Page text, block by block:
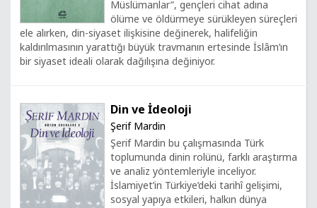
Müslümanlar”, gençleri cihat adına
ölüme ve öldürmeye sürükleyen süreçleri
ele alırken, din-siyaset ilişkisine değinerek, halifeliğin
kaldırılmasının yarattığı büyük travmanın ertesinde İslâm’ın
bir siyaset ideali olarak dağılışına değiniyor.
Din ve İdeoloji
Şerif Mardin
Şerif Mardin bu çalışmasında Türk
toplumunda dinin rolünü, farklı araştırma
ve analiz yöntemleriyle inceliyor.
İslamiyet’in Türkiye’deki tarihî gelişimi,
sosyal yapıya etkileri, halkın dünya